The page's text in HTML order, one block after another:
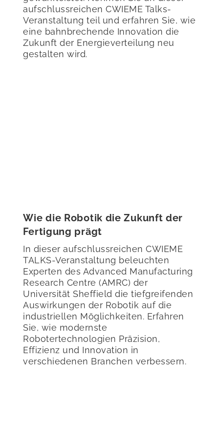
aufschlussreichen CWIEME Talks-
Veranstaltung teil und erfahren Sie, wie
eine bahnbrechende Innovation die
Zukunft der Energieverteilung neu
gestalten wird.
Wie die Robotik die Zukunft der
Fertigung prägt
In dieser aufschlussreichen CWIEME
TALKS-Veranstaltung beleuchten
Experten des Advanced Manufacturing
Research Centre (AMRC) der
Universität Sheffield die tiefgreifenden
Auswirkungen der Robotik auf die
industriellen Möglichkeiten. Erfahren
Sie, wie modernste
Robotertechnologien Präzision,
Effizienz und Innovation in
verschiedenen Branchen verbessern.